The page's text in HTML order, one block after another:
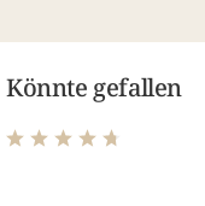
Könnte gefallen
Durchschnittliche